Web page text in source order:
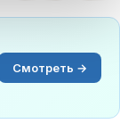
Смотреть →